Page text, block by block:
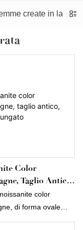
create in
Color
Taglio Antico,
color
di forma ovale
e taglio antico,